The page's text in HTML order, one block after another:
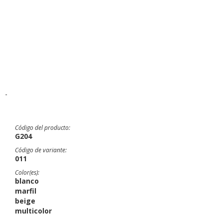
-
Código del producto:
G204
Código de variante:
011
Color(es):
blanco
marfil
beige
multicolor